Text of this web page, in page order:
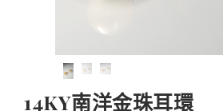
14KY南洋金珠耳環